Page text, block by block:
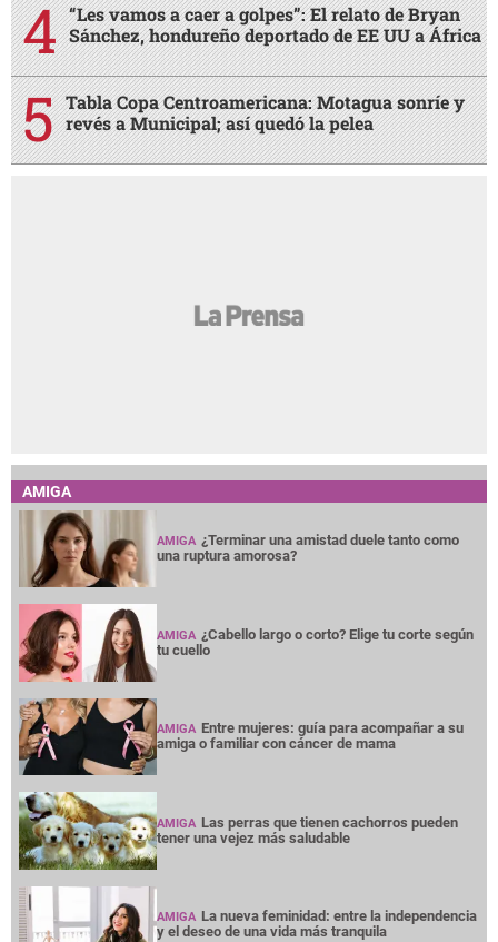
“Les vamos a caer a golpes”: El relato de Bryan
Sánchez, hondureño deportado de EE UU a África
Tabla Copa Centroamericana: Motagua sonríe y
revés a Municipal; así quedó la pelea
AMIGA
AMIGA ¿Terminar una amistad duele tanto como
una ruptura amorosa?
AMIGA ¿Cabello largo o corto? Elige tu corte según
tu cuello
AMIGA Entre mujeres: guía para acompañar a su
amiga o familiar con cáncer de mama
AMIGA Las perras que tienen cachorros pueden
tener una vejez más saludable
AMIGA La nueva feminidad: entre la independencia
y el deseo de una vida más tranquila